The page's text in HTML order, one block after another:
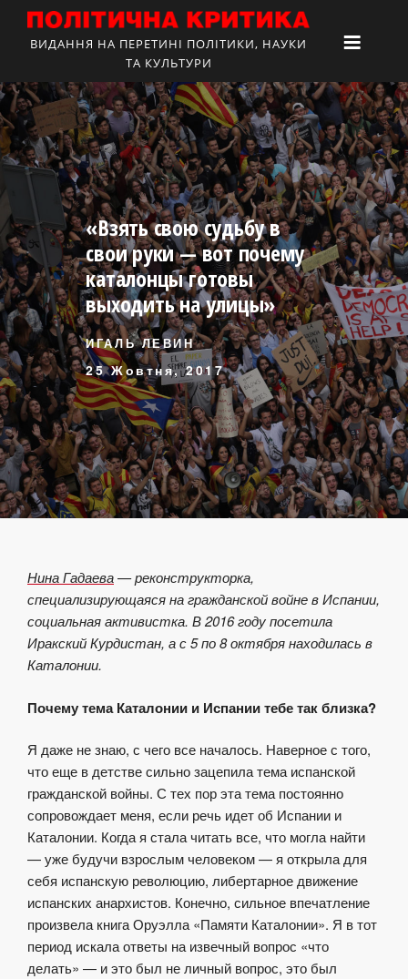
ВИДАННЯ НА ПЕРЕТИНІ ПОЛІТИКИ, НАУКИ
ТА КУЛЬТУРИ
«Взять свою судьбу в
свои руки — вот почему
каталонцы готовы
выходить на улицы»
ИГАЛЬ ЛЕВИН
25 Жовтня, 2017
Нина Гадаева— реконструкторка,
специализирующаяся на гражданской войне в Испании,
социальная активистка. В 2016 году посетила
Иракский Курдистан, а с 5 по 8 октября находилась в
Каталонии.
Почему тема Каталонии и Испании тебе так близка?
Я даже не знаю, с чего все началось. Наверное с того,
что еще в детстве сильно зацепила тема испанской
гражданской войны. С тех пор эта тема постоянно
сопровождает меня, если речь идет об Испании и
Каталонии. Когда я стала читать все, что могла найти
— уже будучи взрослым человеком — я открыла для
себя испанскую революцию, либертарное движение
испанских анархистов. Конечно, сильное впечатление
произвела книга Оруэлла «Памяти Каталонии». Я в тот
период искала ответы на извечный вопрос «что
делать» — и это был не личный вопрос, это был